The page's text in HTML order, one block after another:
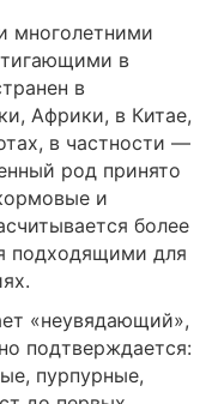
многолетними
в
в
Африки, в Китае,
в частности —
род принято
и
более
подходящими для
«неувядающий»,
подтверждается:
пурпурные,